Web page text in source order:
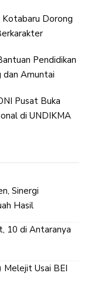
Dorong
Pendidikan
dan Amuntai
Pusat Buka
di UNDIKMA
Sinergi
Hasil
10 di Antaranya
Melejit Usai BEI